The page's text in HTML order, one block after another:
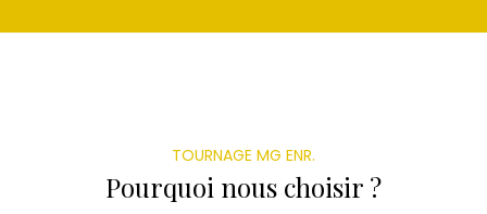
TOURNAGE MG ENR.
Pourquoi nous choisir ?